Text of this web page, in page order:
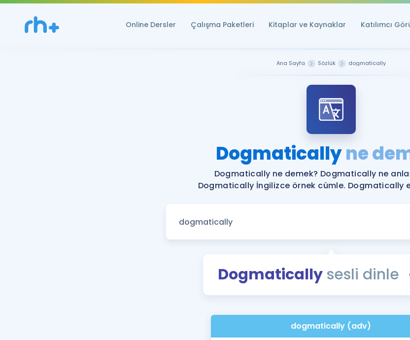
Online Dersler Çalışma Paketleri Kitaplar ve Kaynaklar Katılımcı
YDS ve
YDS ve
Tüm
Blog
YDS -
Ana Sayfa Sözlük dogmatically
Dogmaticallyne
Dogmatically ne demek? Dogmatically ne
Dogmatically İngilizce örnek cümle. Dogmatically
Dogmatically sesli dinle
dogmatically (adv)